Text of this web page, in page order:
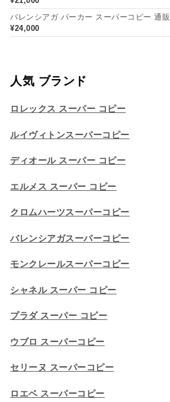
バレンシアガ パーカー スーパーコピー 通
¥24,000
人気 ブランド
ロレックス スーパー コピー
ルイヴィトンスーパーコピー
ディオール スーパー コピー
エルメス スーパー コピー
クロムハーツスーパーコピー
バレンシアガスーパーコピー
モンクレールスーパーコピー
シャネル スーパー コピー
プラダ スーパー コピー
ウブロ スーパーコピー
セリーヌ スーパーコピー​
ロエベ スーパーコピー